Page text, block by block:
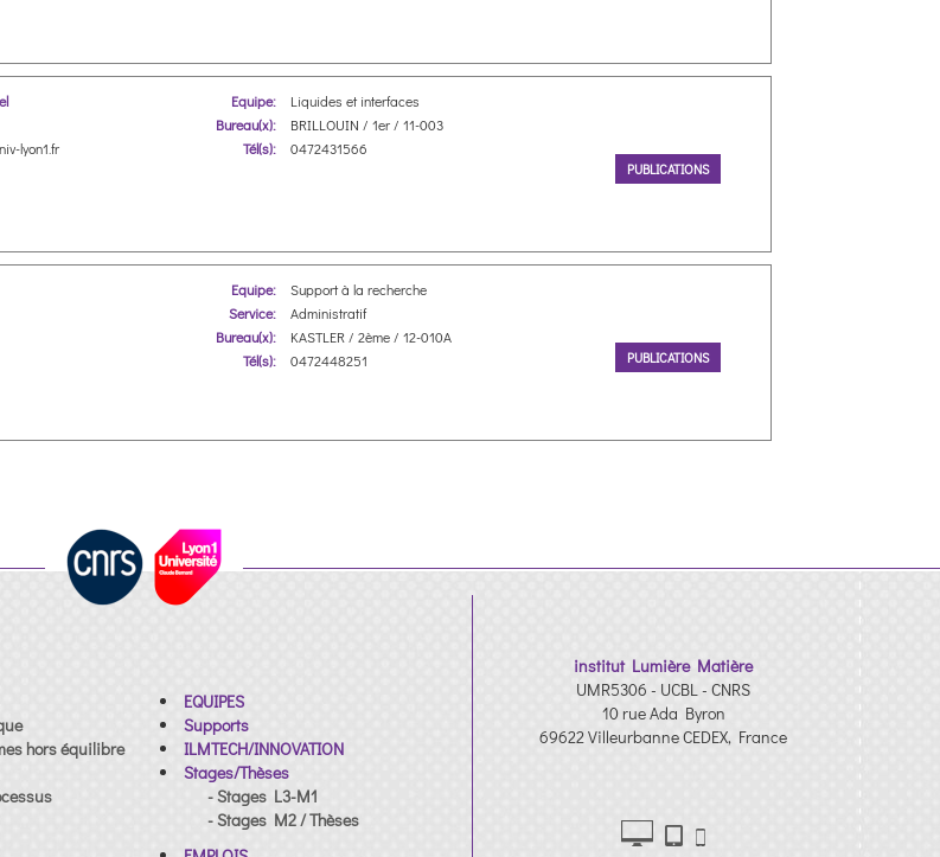
lyon1.fr
Equipe:
Liquides et interfaces
Bureau(x):
BRILLOUIN / 1er / 11-003
Tél(s):
0472431566
PUBLICATIONS
Equipe:
Support à la recherche
Service:
Administratif
Bureau(x):
KASTLER / 2ème / 12-010A
Tél(s):
0472448251 PUBLICATIONS
hors équilibre
EQUIPES
Supports
ILMTECH/INNOVATION
Stages/Thèses
- Stages L3-M1
- Stages M2 / Thèses
institut Lumière Matière
UMR5306 - UCBL - CNRS
10 rue Ada Byron
69622 Villeurbanne CEDEX, France